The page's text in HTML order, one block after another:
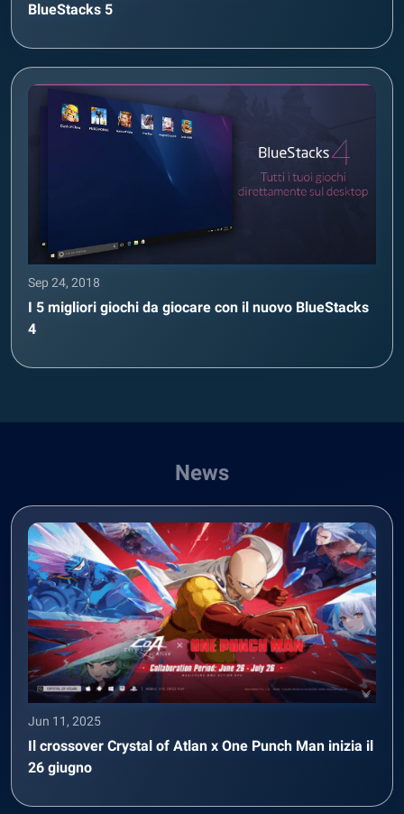
BlueStacks 5
Sep 24, 2018
I 5 migliori giochi da giocare con il nuovo BlueStacks
4
News
Jun 11, 2025
Il crossover Crystal of Atlan x One Punch Man inizia il
26 giugno